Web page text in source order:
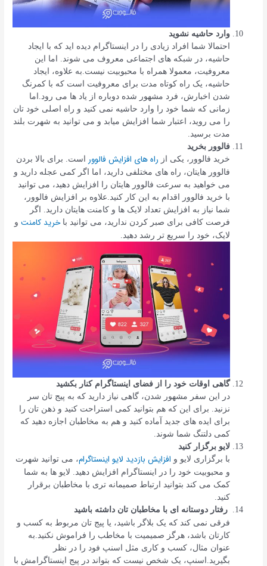
وارد حاشیه نشوید
احتمالا شما افراد زیادی را در اینستاگرام دیده اید که با ایجاد
حاشیه، در شبکه های اجتماعی معروف می شوند. اما این
معروفیت، معمولا همراه با محبوبیت نیست.به علاوه، ایجاد
حاشیه، یک راه کوتاه مدت برای معروفیت است که با کمرنگ
شدن اخبارش، فرد مشهور شده دوباره از یاد ها می رود.اما
زمانی که شما خود را وارد حاشیه نمی کنید و راه اصلی خود تان
را می روید، اعتبار شما افزایش میابد و می توانید به شهرت بلند
مدت برسید.
فالوور بخرید
خرید فالوور، یکی از راه های افزایش فالوور است. برای بالا بردن
فالوور هایتان، راه های مختلفی دارید، اما اگر کمی عجله دارید و
می خواهید به سرعت فالوور هایتان را افزایش دهید، می توانید
با خرید فالوور اقدام به این کار کنید.علاوه بر افزایش فالوور،
شما نیاز به افزایش تعداد لایک ها و کامنت هایتان دارید. اگر
فرصت کافی برای صبر کردن ندارید، می توانید باخرید کامنت و
لایک، خود را سریع تر رشد دهید.
گاهی اوقات خود را از فضای اینستاگرام کنار بکشید
در این سفر مشهور شدن، گاهی نیاز دارید که به پیج تان سر
نزنید. برای این که هم بتوانید کمی استراحت کنید و ذهن تان را
برای ایده های جدید آماده کنید و هم به مخاطبان اجازه دهید که
کمی دلتنگ شما شوند.
لایو برگزار کنید
با برگزاری لایو و افزایش بازدید لایو اینستاگرام، می توانید شهرت
و محبوبیت خود را در اینستاگرام افزایش دهید. لایو ها به شما
کمک می کند بتوانید ارتباط صمیمانه تری با مخاطبان برقرار
کنید.
رفتار دوستانه ای با مخاطبان تان داشته باشید
فرقی نمی کند که یک بلاگر باشید، یا پیج تان مربوط به کسب و
کارتان باشد، هرگز صمیمیت با مخاطب را فراموش نکنید.به
عنوان مثال، کسب و کاری مثل اسنپ فود را در نظر
بگیرید.اسنپ، یک شخص نیست که بتواند در پیج اینستاگرامش با